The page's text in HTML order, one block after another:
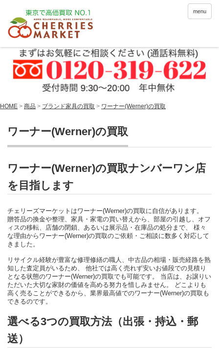
menu
HOME > 商品 > ブランド家具の買取 > ワーナー(Werner)の買取
ワーナー(Werner)の買取
ワーナー(Werner)の買取ナンバーワン店
を目指します
チェリーズマーケットはワーナー(Werner)の買取に自信があります。
贈答品の換金や整理、家具・家電の買い替えから、部屋の引越し、オフ
ィスの移転、店舗の閉鎖、あるいは展示品・在庫品の処分まで、 様々
な理由からワーナー(Werner)の買取のご依頼・ご相談に数多く対応して
きました。
リサイクル経験が豊富な修理修繕の職人、中古品の相場・販売経路を熟
知した査定員がいるため、 他社では高く売れず安いお値段での見積り
となる状態のワーナー(Werner)の買取でも可能です。 当店は、お譲りい
ただいた大切な家財の価値を高める努力を惜しみません。 どこよりも
高く売ることができるから、業界最高値でのワーナー(Werner)の買取も
できるのです。
選べる3つの買取方法（出張・持込・郵
送）